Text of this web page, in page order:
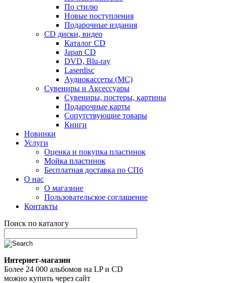
По стилю
Новые поступления
Подарочные издания
CD диски, видео
Каталог CD
Japan CD
DVD, Blu-ray
Laserdisc
Аудиокассеты (MC)
Сувениры и Аксессуары
Сувениры, постеры, картины
Подарочные карты
Сопутствующие товары
Книги
Новинки
Услуги
Оценка и покупка пластинок
Мойка пластинок
Бесплатная доставка по СПб
О нас
О магазине
Пользовательское соглашение
Контакты
Поиск по каталогу
Интернет-магазин
Более 24 000 альбомов на LP и CD
можно купить через сайт